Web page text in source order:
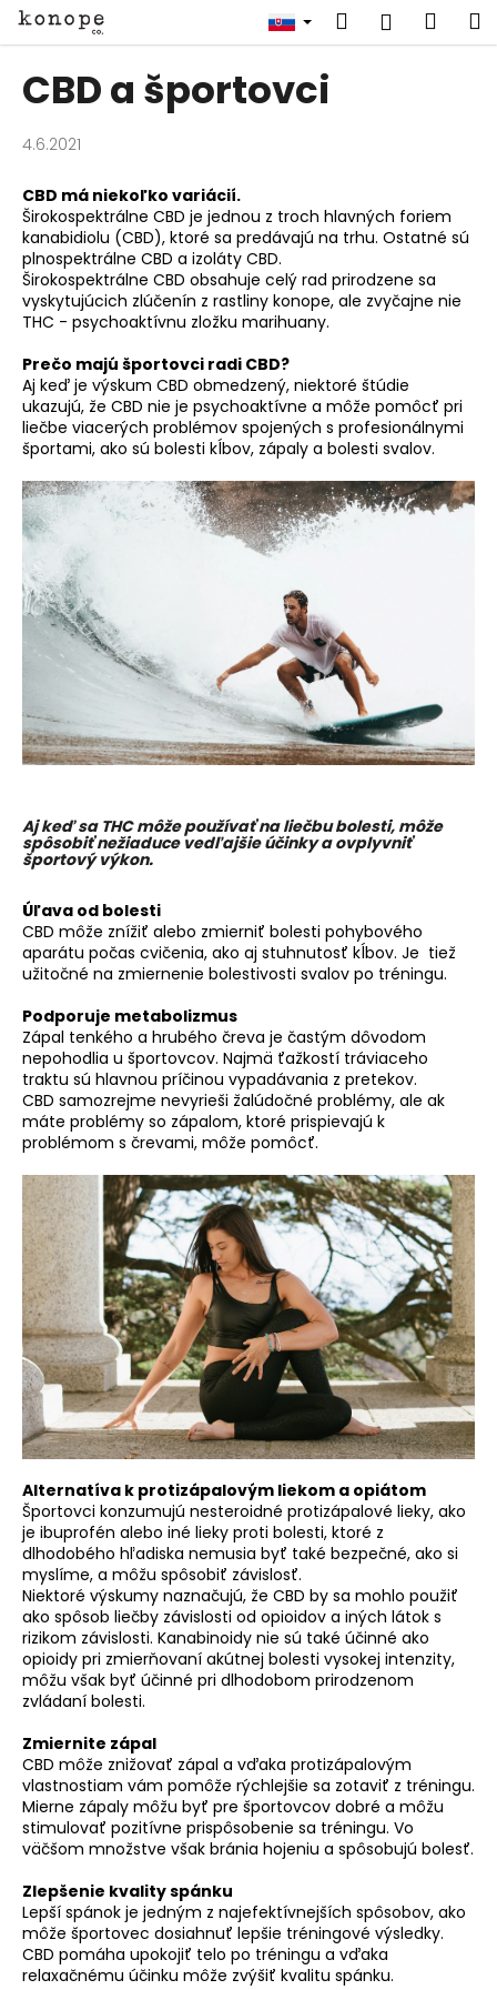
Prejsť
na
obsah
Hľadať
CBD a športovci
4.6.2021
CBD má niekoľko variácií.
Širokospektrálne CBD je jednou z troch hlavných foriem
kanabidiolu (CBD), ktoré sa predávajú na trhu. Ostatné sú
plnospektrálne CBD a izoláty CBD.
Širokospektrálne CBD obsahuje celý rad prirodzene sa
vyskytujúcich zlúčenín z rastliny konope, ale zvyčajne nie
THC - psychoaktívnu zložku marihuany.
Prečo majú športovci radi CBD?
Aj keď je výskum CBD obmedzený, niektoré štúdie
ukazujú, že CBD nie je psychoaktívne a môže pomôcť pri
liečbe viacerých problémov spojených s profesionálnymi
športami, ako sú bolesti kĺbov, zápaly a bolesti svalov.
Aj keď sa THC môže používať na liečbu bolesti, môže
spôsobiť nežiaduce vedľajšie účinky a ovplyvniť
športový výkon.
Úľava od bolesti
CBD môže znížiť alebo zmierniť bolesti pohybového
aparátu počas cvičenia, ako aj stuhnutosť kĺbov. Je tiež
užitočné na zmiernenie bolestivosti svalov po tréningu.
Podporuje metabolizmus
Zápal tenkého a hrubého čreva je častým dôvodom
nepohodlia u športovcov. Najmä ťažkostí tráviaceho
traktu sú hlavnou príčinou vypadávania z pretekov.
CBD samozrejme nevyrieši žalúdočné problémy, ale ak
máte problémy so zápalom, ktoré prispievajú k
problémom s črevami, môže pomôcť.
Alternatíva k protizápalovým liekom a opiátom
Športovci konzumujú nesteroidné protizápalové lieky, ako
je ibuprofén alebo iné lieky proti bolesti, ktoré z
dlhodobého hľadiska nemusia byť také bezpečné, ako si
myslíme, a môžu spôsobiť závislosť.
Niektoré výskumy naznačujú, že CBD by sa mohlo použiť
ako spôsob liečby závislosti od opioidov a iných látok s
rizikom závislosti. Kanabinoidy nie sú také účinné ako
opioidy pri zmierňovaní akútnej bolesti vysokej intenzity,
môžu však byť účinné pri dlhodobom prirodzenom
zvládaní bolesti.
Zmiernite zápal
CBD môže znižovať zápal a vďaka protizápalovým
vlastnostiam vám pomôže rýchlejšie sa zotaviť z tréningu.
Mierne zápaly môžu byť pre športovcov dobré a môžu
stimulovať pozitívne prispôsobenie sa tréningu. Vo
väčšom množstve však bránia hojeniu a spôsobujú bolesť.
Zlepšenie kvality spánku
Lepší spánok je jedným z najefektívnejších spôsobov, ako
môže športovec dosiahnuť lepšie tréningové výsledky.
CBD pomáha upokojiť telo po tréningu a vďaka
relaxačnému účinku môže zvýšiť kvalitu spánku.
o
o
o
t
r
e
b
u
j
e
t
e
n
á
s
ť
?
HĽADAŤ
O
d
p
o
r
ú
a
m
e